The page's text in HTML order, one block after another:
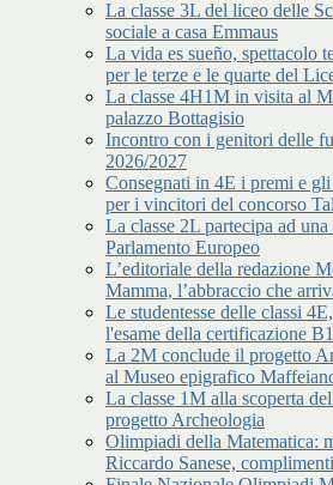
La classe 3L del liceo delle
sociale a casa Emmaus
La vida es sueño, spettacolo
per le terze e le quarte del
La classe 4H1M in visita al
palazzo Bottagisio
Incontro con i genitori delle
2026/2027
Consegnati in 4E i premi e
per i vincitori del concorso
La classe 2L partecipa ad
Parlamento Europeo
L’editoriale della redazione
Mamma, l’abbraccio che
Le studentesse delle classi
l'esame della certificazione
La 2M conclude il progetto
al Museo epigrafico
La classe 1M alla scoperta
progetto Archeologia
Olimpiadi della Matematica:
Riccardo Sanese,